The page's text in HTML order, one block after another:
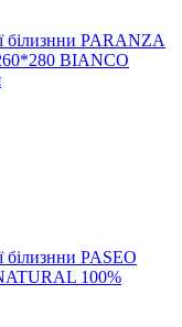
білизнни PARANZA
BIANCO
PASEO
100%